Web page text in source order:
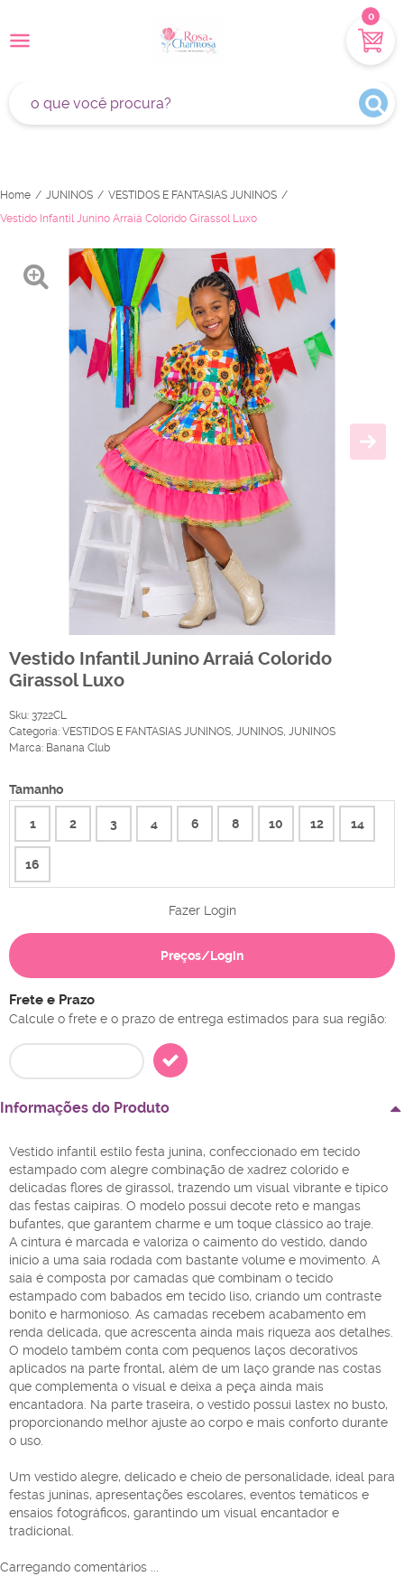
0
Home JUNINOS
VESTIDOS E FANTASIAS JUNINOS
Vestido Infantil Junino Arraiá Colorido Girassol Luxo
Vestido Infantil Junino Arraiá Colorido
Girassol Luxo
Sku: 3722CL
Categoria: VESTIDOS E FANTASIAS JUNINOS, JUNINOS, JUNINOS
Marca: Banana Club
Tamanho
1 2 3 4 6 8 10 12 14
16
Fazer Login
Preços/Login
Frete e Prazo
Calcule o frete e o prazo de entrega estimados para sua região:
Informações do Produto
Vestido infantil estilo festa junina, confeccionado em tecido
estampado com alegre combinação de xadrez colorido e
delicadas flores de girassol, trazendo um visual vibrante e típico
das festas caipiras. O modelo possui decote reto e mangas
bufantes, que garantem charme e um toque clássico ao traje.
A cintura é marcada e valoriza o caimento do vestido, dando
início a uma saia rodada com bastante volume e movimento. A
saia é composta por camadas que combinam o tecido
estampado com babados em tecido liso, criando um contraste
bonito e harmonioso. As camadas recebem acabamento em
renda delicada, que acrescenta ainda mais riqueza aos detalhes.
O modelo também conta com pequenos laços decorativos
aplicados na parte frontal, além de um laço grande nas costas
que complementa o visual e deixa a peça ainda mais
encantadora. Na parte traseira, o vestido possui lastex no busto,
proporcionando melhor ajuste ao corpo e mais conforto durante
o uso.
Um vestido alegre, delicado e cheio de personalidade, ideal para
festas juninas, apresentações escolares, eventos temáticos e
ensaios fotográficos, garantindo um visual encantador e
tradicional.
Carregando comentários ...